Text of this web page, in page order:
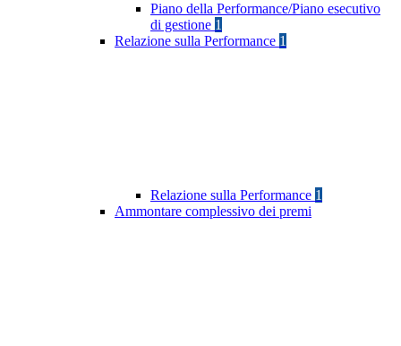
Piano della Performance/Piano esecutivo
di gestione 1
Relazione sulla Performance 1
Relazione sulla Performance 1
Ammontare complessivo dei premi